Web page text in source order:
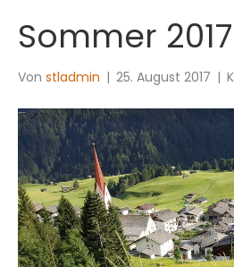
Sommer 2017
Von stladmin | 25. August 2017 |